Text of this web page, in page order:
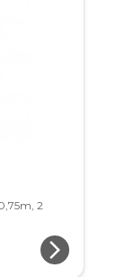
2
arrow_forward_ios